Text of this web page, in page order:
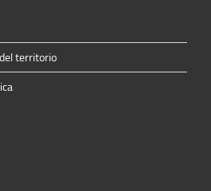
territorio